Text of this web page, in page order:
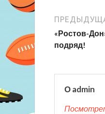
«Ростов-
подряд!
О admin